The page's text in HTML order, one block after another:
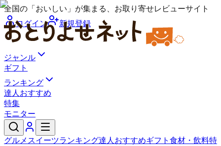
全国の「おいしい」が集まる、お取り寄せレビューサイト
ログイン
新規登録
ジャンル
ギフト
ランキング
達人おすすめ
特集
モニター
グルメ スイーツランキング達人おすすめギフト 食材・飲料特